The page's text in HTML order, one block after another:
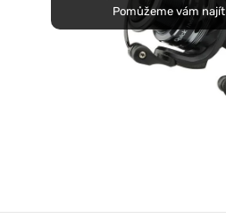
Pomůžeme vám